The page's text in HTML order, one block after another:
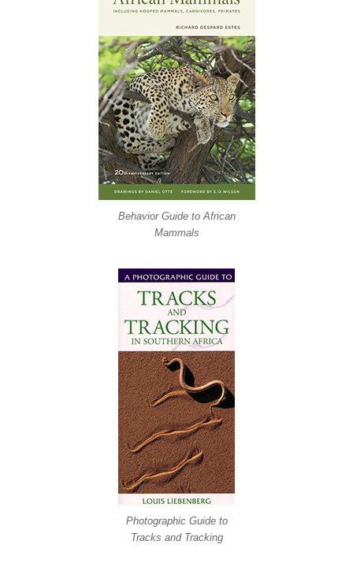
Behavior Guide to African
Mammals
Photographic Guide to
Tracks and Tracking